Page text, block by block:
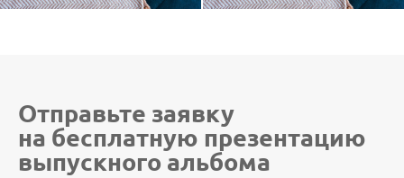
Отправьте заявку
на бесплатную презентацию
выпускного альбома